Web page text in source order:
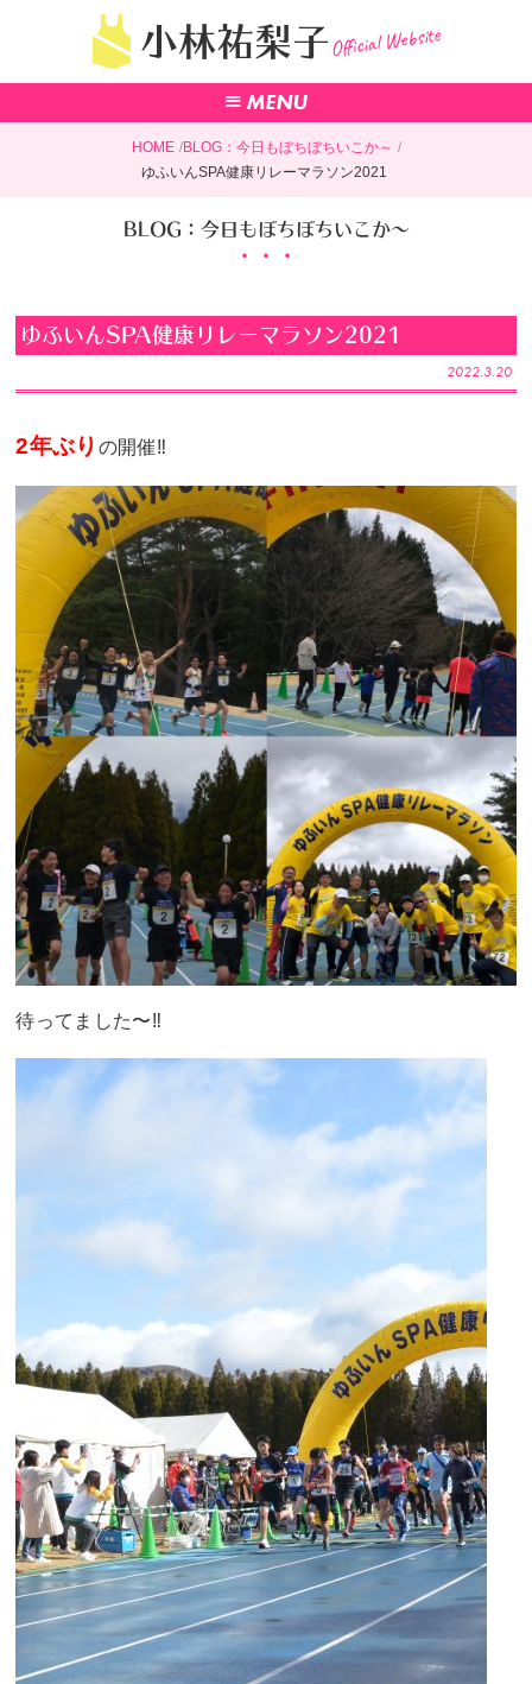
小林祐梨子Official Website
HOME BLOG：今日もぼちぼちいこか～
ゆふいんSPA健康リレーマラソン2021
BLOG：今日もぼちぼちいこか～
ゆふいんSPA健康リレーマラソン2021
2022.3.20
2年ぶり の開催‼︎
待ってました〜‼︎